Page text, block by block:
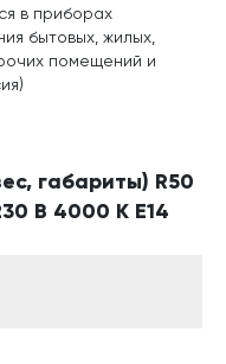
в приборах
бытовых, жилых,
помещений и
габариты) R50
В 4000 К E14